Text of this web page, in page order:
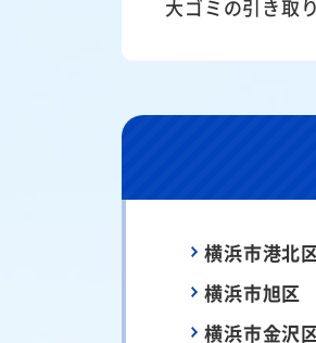
大ゴミの引き取
横浜市港北
横浜市旭区
横浜市金沢